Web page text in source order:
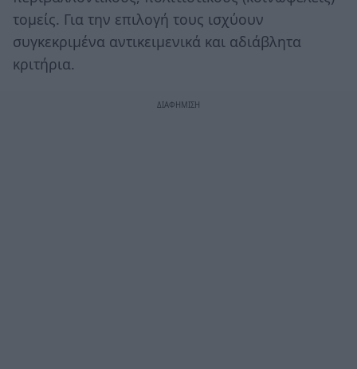
τομείς. Για την επιλογή τους ισχύουν
συγκεκριμένα αντικειμενικά και αδιάβλητα
κριτήρια.